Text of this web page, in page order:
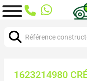
1623214980